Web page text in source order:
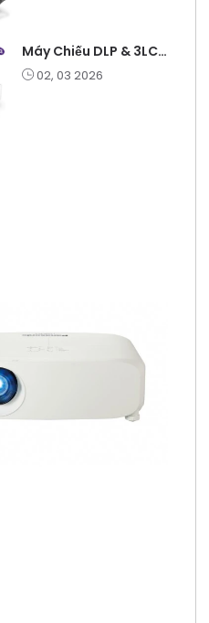
Máy Chiếu DLP & 3LCD – Nên Chọn Loại Nào Cho Văn Phòng & Giải Trí?
02, 03 2026